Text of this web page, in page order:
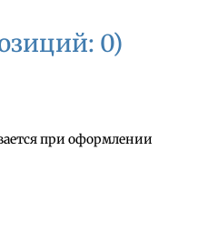
0)
при оформлении